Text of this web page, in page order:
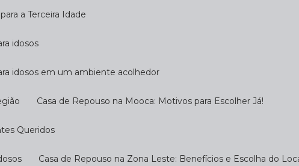
a Terceira Idade
idosos
idosos em um ambiente acolhedor
Casa de Repouso na Mooca: Motivos para Escolher Já!
Queridos
Casa de Repouso na Zona Leste: Benefícios e Escolha do